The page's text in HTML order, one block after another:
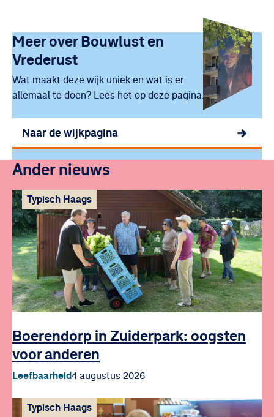
Uitgelicht
Meer over Bouwlust en
Vrederust
Wat maakt deze wijk uniek en wat is er
allemaal te doen? Lees het op deze pagina.
Naar de wijkpagina
Ander nieuws
Boerendorp in Zuiderpark: oogsten
voor anderen
Leefbaarheid4 augustus 2026
Typisch Haags
Typisch Haags